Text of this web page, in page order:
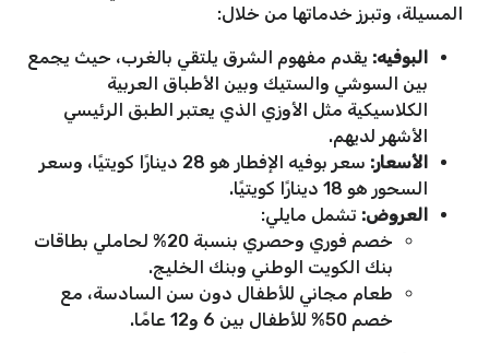
المسيلة، وتبرز خدماتها من خلال:
البوفيه: يقدم مفهوم الشرق يلتقي بالغرب، حيث يجمع
بين السوشي والستيك وبين الأطباق العربية
الكلاسيكية مثل الأوزي الذي يعتبر الطبق الرئيسي
الأشهر لديهم.
الأسعار:
سعر بوفيه الإفطار هو 28 دينارًا كويتيًا، وسعر
السحور هو 18 دينارًا كويتيًا.
العروض: تشمل مايلي:
خصم فوري وحصري بنسبة 20% لحاملي بطاقات
بنك الكويت الوطني وبنك الخليج.
طعام مجاني للأطفال دون سن السادسة، مع
خصم 50% للأطفال بين 6 و12 عامًا.